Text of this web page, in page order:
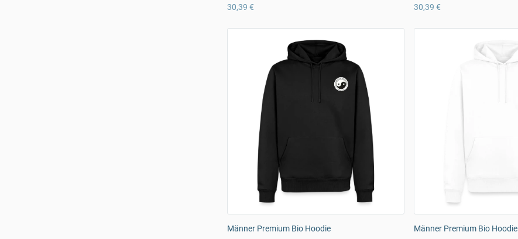
30,39 €
30,39 €
Männer Premium Bio Hoodie
Männer Premium Bio Hoodie